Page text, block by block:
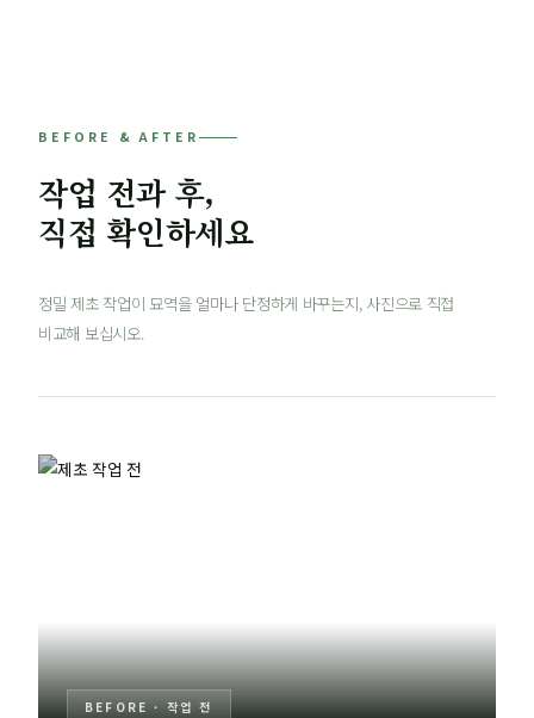
BEFORE & AFTER
작업 전과 후,
직접 확인하세요
정밀 제초 작업이 묘역을 얼마나 단정하게 바꾸는지, 사진으로 직접
비교해 보십시오.
BEFORE · 작업 전